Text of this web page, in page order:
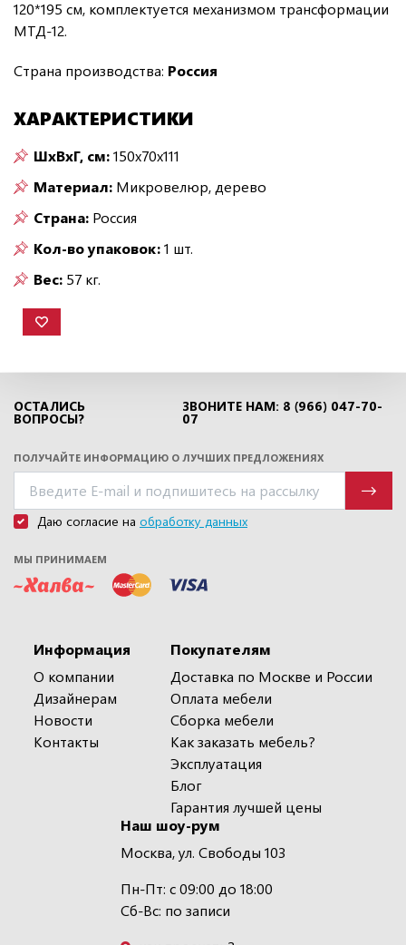
120*195 см, комплектуется механизмом трансформации
МТД-12.
Страна производства: Россия
ХАРАКТЕРИСТИКИ
ШxВxГ, см:150x70x111
Материал: Микровелюр, дерево
Страна: Россия
Кол-во упаковок:1 шт.
Вес: 57 кг.
ОСТАЛИСЬ
ВОПРОСЫ?
ЗВОНИТЕ НАМ: 8 (966) 047-70-
07
ПОЛУЧАЙТЕ ИНФОРМАЦИЮ О ЛУЧШИХ ПРЕДЛОЖЕНИЯХ
Даю согласие на обработку данных
МЫ ПРИНИМАЕМ
Информация
О компании
Дизайнерам
Новости
Контакты
Покупателям
Доставка по Москве и России
Оплата мебели
Сборка мебели
Как заказать мебель?
Эксплуатация
Блог
Гарантия лучшей цены
Наш шоу-рум
Москва, ул. Свободы 103
Пн-Пт: с 09:00 до 18:00
Сб-Вс: по записи